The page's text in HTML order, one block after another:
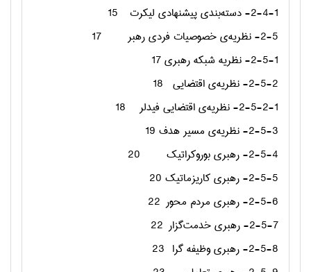
2-4-1- دسته‌بندی پیشنهادی لیکرت
15
2-5- نظریه‌ی خصوصیات فردی رهبر
17
2-5-1- نظریه شبکه رهبری
17
2-5-2- نظریه‌ی اقتضایی
18
2-5-2-1- نظریه‌ی اقتضایی فیدلر
18
2-5-3- نظریه‌ی مسیر هدف
19
2-5-4- رهبری بوروکراتیک
20
2-5-5- رهبری کاریزماتیک
20
2-5-6- رهبری مردم محور
22
2-5-7- رهبری خدمت‌گزار
22
2-5-8- رهبری وظیفه گرا
23